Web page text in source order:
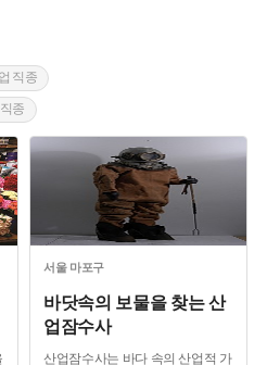
직종
종
서울 마포구
바닷속의 보물을 찾는 산
업잠수사
산업잠수사는 바다 속의 산업적 가